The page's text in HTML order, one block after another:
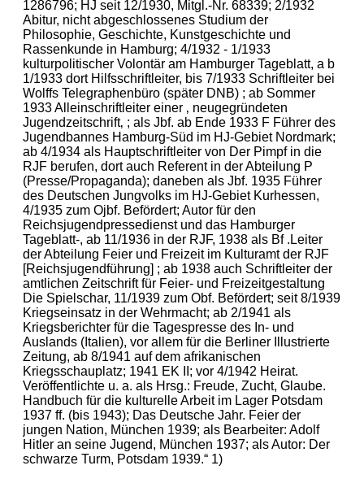
1286796; HJ seit 12/1930, Mitgl.-Nr. 68339; 2/1932
Abitur, nicht abgeschlossenes Studium der
Philosophie, Geschichte, Kunstgeschichte und
Rassenkunde in Hamburg; 4/1932 - 1/1933
kulturpolitischer Volontär am Hamburger Tageblatt, a b
1/1933 dort Hilfsschriftleiter, bis 7/1933 Schriftleiter bei
Wolffs Telegraphenbüro (später DNB) ; ab Sommer
1933 Alleinschriftleiter einer ‚ neugegründeten
Jugendzeitschrift‚ ; als Jbf. ab Ende 1933 F Führer des
Jugendbannes Hamburg-Süd im HJ-Gebiet Nordmark;
ab 4/1934 als Hauptschriftleiter von Der Pimpf in die
RJF berufen, dort auch Referent in der Abteilung P
(Presse/Propaganda); daneben als Jbf. 1935 Führer
des Deutschen Jungvolks im HJ-Gebiet Kurhessen,
4/1935 zum Ojbf. Befördert; Autor für den
Reichsjugendpressedienst und das Hamburger
Tageblatt-, ab 11/1936 in der RJF, 1938 als Bf .Leiter
der Abteilung Feier und Freizeit im Kulturamt der RJF
[Reichsjugendführung] ; ab 1938 auch Schriftleiter der
amtlichen Zeitschrift für Feier- und Freizeitgestaltung
Die Spielschar, 11/1939 zum Obf. Befördert; seit 8/1939
Kriegseinsatz in der Wehrmacht; ab 2/1941 als
Kriegsberichter für die Tagespresse des In- und
Auslands (Italien), vor allem für die Berliner Illustrierte
Zeitung, ab 8/1941 auf dem afrikanischen
Kriegsschauplatz; 1941 EK II; vor 4/1942 Heirat.
Veröffentlichte u. a. als Hrsg.: Freude, Zucht, Glaube.
Handbuch für die kulturelle Arbeit im Lager Potsdam
1937 ff. (bis 1943); Das Deutsche Jahr. Feier der
jungen Nation, München 1939; als Bearbeiter: Adolf
Hitler an seine Jugend, München 1937; als Autor: Der
schwarze Turm, Potsdam 1939.“ 1)